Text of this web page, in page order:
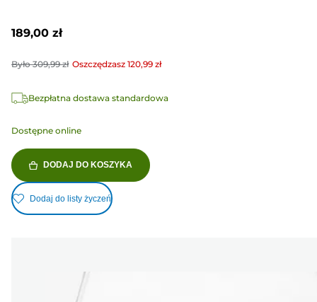
189,00 zł
Było309,99 zł Oszczędzasz 120,99 zł
Bezpłatna dostawa standardowa
Dostępne online
DODAJ DO KOSZYKA
Dodaj do listy życzeń